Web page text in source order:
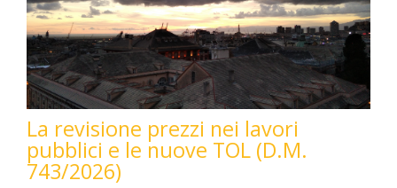
La revisione prezzi nei lavori
pubblici e le nuove TOL (D.M.
743/2026)